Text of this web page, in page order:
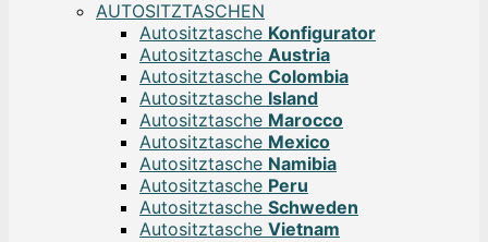
AUTOSITZTASCHEN
Autositztasche Konfigurator
Autositztasche Austria
Autositztasche Colombia
Autositztasche Island
Autositztasche Marocco
Autositztasche Mexico
Autositztasche Namibia
Autositztasche Peru
Autositztasche Schweden
Autositztasche Vietnam